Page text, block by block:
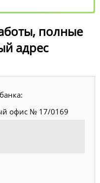
полные
адрес
офис № 17/0169